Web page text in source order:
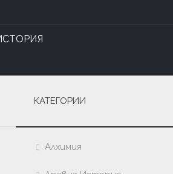
КАТЕГОРИИ
Алхимия